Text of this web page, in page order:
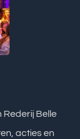
Rederij Belle
acties en